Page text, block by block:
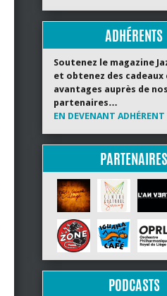
ADHÉRENTS
Soutenez le magazine
et obtenez des cadeaux
avantages auprès de nos
partenaires…
EN DEVENANT ADHÉRENT
PARTENAIRES
PODCASTS